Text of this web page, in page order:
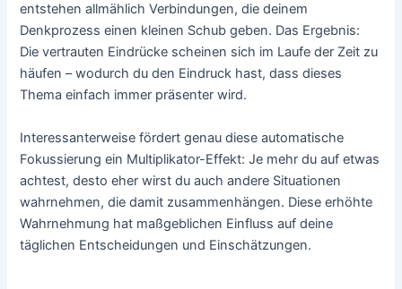
entstehen allmählich Verbindungen, die deinem
Denkprozess einen kleinen Schub geben. Das Ergebnis:
Die vertrauten Eindrücke scheinen sich im Laufe der Zeit zu
häufen – wodurch du den Eindruck hast, dass dieses
Thema einfach immer präsenter wird.
Interessanterweise fördert genau diese automatische
Fokussierung ein Multiplikator-Effekt: Je mehr du auf etwas
achtest, desto eher wirst du auch andere Situationen
wahrnehmen, die damit zusammenhängen. Diese erhöhte
Wahrnehmung hat maßgeblichen Einfluss auf deine
täglichen Entscheidungen und Einschätzungen.